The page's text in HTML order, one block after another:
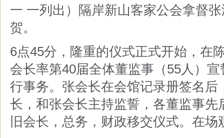
一 一列出）隔岸新山客家公会拿督
贺。
6点45分，隆重的仪式正式开始，在
会长率第40届全体董监事（55人）
行事务。张会长在会馆记录册签名
长，和张会长主持监誓，各董监事
旧会长，总务，财政移交仪式。在